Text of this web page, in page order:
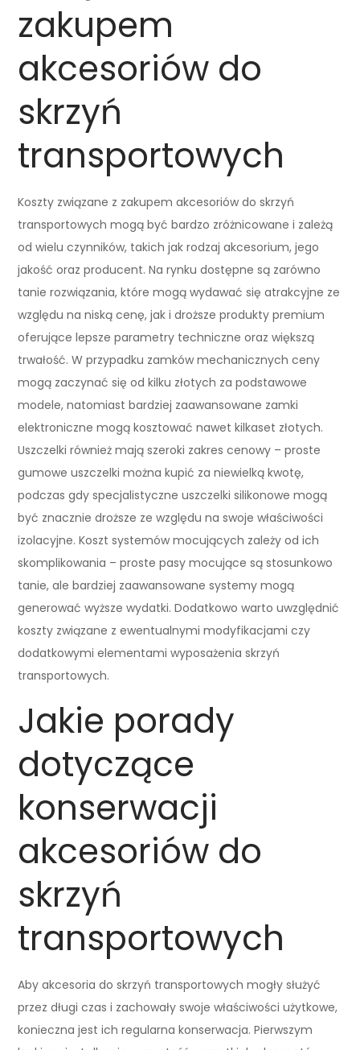
zakupem
akcesoriów do
skrzyń
transportowych
Koszty związane z zakupem akcesoriów do skrzyń
transportowych mogą być bardzo zróżnicowane i zależą
od wielu czynników, takich jak rodzaj akcesorium, jego
jakość oraz producent. Na rynku dostępne są zarówno
tanie rozwiązania, które mogą wydawać się atrakcyjne ze
względu na niską cenę, jak i droższe produkty premium
oferujące lepsze parametry techniczne oraz większą
trwałość. W przypadku zamków mechanicznych ceny
mogą zaczynać się od kilku złotych za podstawowe
modele, natomiast bardziej zaawansowane zamki
elektroniczne mogą kosztować nawet kilkaset złotych.
Uszczelki również mają szeroki zakres cenowy – proste
gumowe uszczelki można kupić za niewielką kwotę,
podczas gdy specjalistyczne uszczelki silikonowe mogą
być znacznie droższe ze względu na swoje właściwości
izolacyjne. Koszt systemów mocujących zależy od ich
skomplikowania – proste pasy mocujące są stosunkowo
tanie, ale bardziej zaawansowane systemy mogą
generować wyższe wydatki. Dodatkowo warto uwzględnić
koszty związane z ewentualnymi modyfikacjami czy
dodatkowymi elementami wyposażenia skrzyń
transportowych.
Jakie porady
dotyczące
konserwacji
akcesoriów do
skrzyń
transportowych
Aby akcesoria do skrzyń transportowych mogły służyć
przez długi czas i zachowały swoje właściwości użytkowe,
konieczna jest ich regularna konserwacja. Pierwszym